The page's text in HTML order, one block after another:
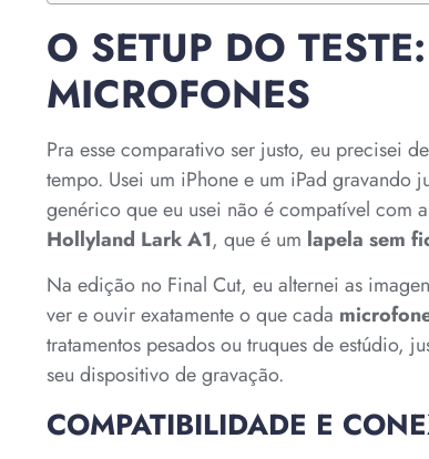
O SETUP DO
MICROFONES
Pra esse comparativo ser justo, eu precisei
tempo. Usei um iPhone e um iPad gravando
genérico que eu usei não é compatível com
Hollyland Lark A1, que é um lapela sem
Na edição no Final Cut, eu alternei as
ver e ouvir exatamente o que cada
tratamentos pesados ou truques de estúdio,
seu dispositivo de gravação.
COMPATIBILIDADE E